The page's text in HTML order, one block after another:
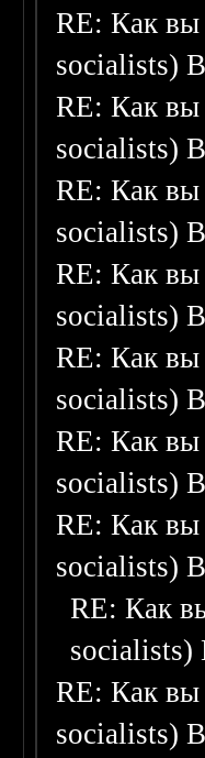
RE: Как вы
socialists)
RE: Как вы
socialists)
RE: Как вы
socialists)
RE: Как вы
socialists)
RE: Как вы
socialists)
RE: Как вы
socialists)
RE: Как вы
socialists)
RE: Как
socialists)
RE: Как вы
socialists)